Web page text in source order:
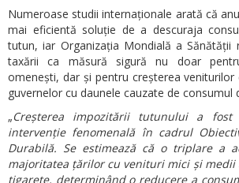
Numeroase studii internaționale arată că
mai eficientă soluție de a descuraja
tutun, iar Organizația Mondială a Sănătății
taxării ca măsură sigură nu doar
omenești, dar și pentru creșterea veniturilor
guvernelor cu daunele cauzate de consumul
„Creșterea impozitării tutunului a
intervenție fenomenală în cadrul
Durabilă. Se estimează că o triplare a
majoritatea țărilor cu venituri mici și
țigarete, determinând o reducere a